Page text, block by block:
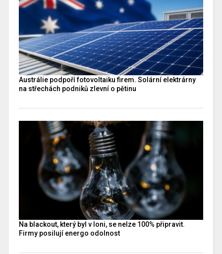
Austrálie podpoří fotovoltaiku firem. Solární elektrárny
na střechách podniků zlevní o pětinu
Na blackout, který byl v loni, se nelze 100% připravit.
Firmy posilují energo odolnost